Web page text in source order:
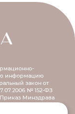
информацию
закон от
№ 152-ФЗ
Приказ Минздрава
РФ от